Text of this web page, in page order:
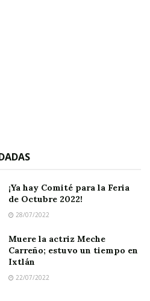
¡Ya hay Comité para la Feria
de Octubre 2022!
28/07/2022
Muere la actriz Meche
Carreño; estuvo un tiempo en
Ixtlán
22/07/2022